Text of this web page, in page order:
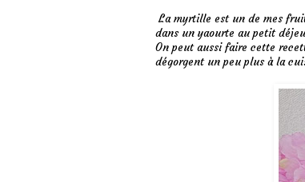
La myrtille est un de mes
dans un yaourte au petit
On peut aussi faire cette
dégorgent un peu plus à la